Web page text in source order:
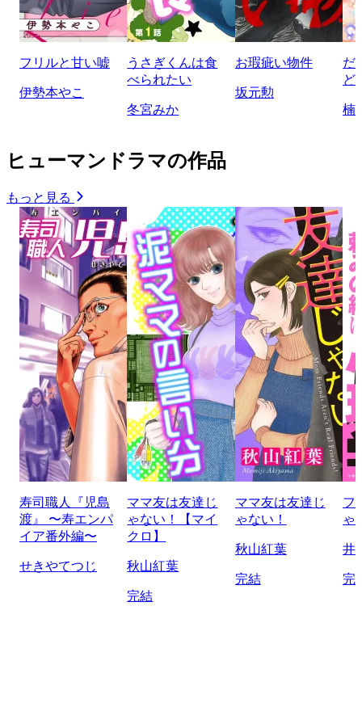
フリルと甘い嘘
伊勢本やこ
うさぎくんは食
べられたい
冬宮みか
お瑕疵い物件
坂元勲
だ
ど
楠
ヒューマンドラマの作品
もっと見る
寿司職人『児島
渡』 〜寿エンパ
イア番外編〜
せきやてつじ
ママ友は友達じ
ゃない！【マイ
クロ】
秋山紅葉
完結
ママ友は友達じ
ゃない！
秋山紅葉
完結
フ
ゃ
井
完